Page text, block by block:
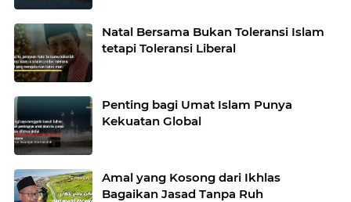
Natal Bersama Bukan Toleransi Islam
tetapi Toleransi Liberal
Penting bagi Umat Islam Punya
Kekuatan Global
Amal yang Kosong dari Ikhlas
Bagaikan Jasad Tanpa Ruh